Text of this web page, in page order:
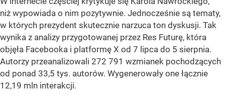
niż wypowiada o nim pozytywnie. Jednocześnie są tematy,
w których prezydent skutecznie narzuca ton dyskusji. Tak
wynika z analizy przygotowanej przez Res Futurę, która
objęła Facebooka i platformę X od 7 lipca do 5 sierpnia.
Autorzy przeanalizowali 272 791 wzmianek pochodzących
od ponad 33,5 tys. autorów. Wygenerowały one łącznie
12,19 mln interakcji.